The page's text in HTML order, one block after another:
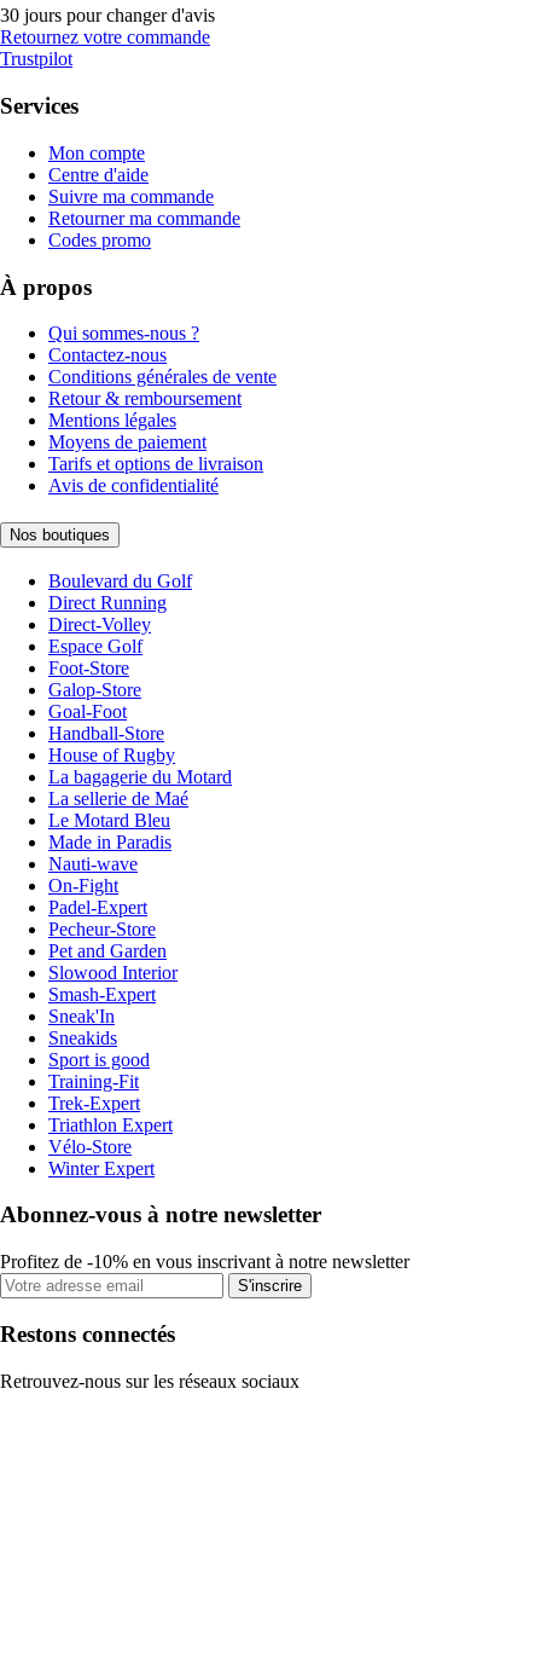
30 jours pour changer d'avis
Retournez votre commande
Trustpilot
Services
Mon compte
Centre d'aide
Suivre ma commande
Retourner ma commande
Codes promo
À propos
Qui sommes-nous ?
Contactez-nous
Conditions générales de vente
Retour & remboursement
Mentions légales
Moyens de paiement
Tarifs et options de livraison
Avis de confidentialité
Nos boutiques
Boulevard du Golf
Direct Running
Direct-Volley
Espace Golf
Foot-Store
Galop-Store
Goal-Foot
Handball-Store
House of Rugby
La bagagerie du Motard
La sellerie de Maé
Le Motard Bleu
Made in Paradis
Nauti-wave
On-Fight
Padel-Expert
Pecheur-Store
Pet and Garden
Slowood Interior
Smash-Expert
Sneak'In
Sneakids
Sport is good
Training-Fit
Trek-Expert
Triathlon Expert
Vélo-Store
Winter Expert
Abonnez-vous à notre newsletter
Profitez de -10% en vous inscrivant à notre newsletter
S'inscrire
Restons connectés
Retrouvez-nous sur les réseaux sociaux